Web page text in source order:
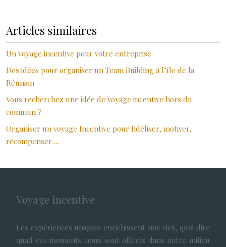
Articles similaires
Un voyage incentive pour votre entreprise
Des idées pour organiser un Team Building à l’île de la
Réunion
Vous recherchez une idée de voyage incentive hors du
commun ?
Organiser un voyage Incentive pour fidéliser, motiver,
récompenser …
Voyage incentive
Les expériences uniques enrichissent nos vies, quoi dire
quad ces moments nous sont offerts dans notre milieu